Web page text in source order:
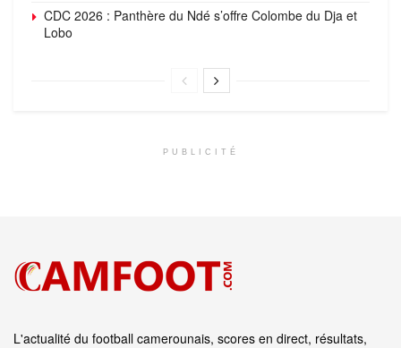
CDC 2026 : Panthère du Ndé s’offre Colombe du Dja et
Lobo
PUBLICITÉ
L'actualité du football camerounais, scores en direct, résultats,